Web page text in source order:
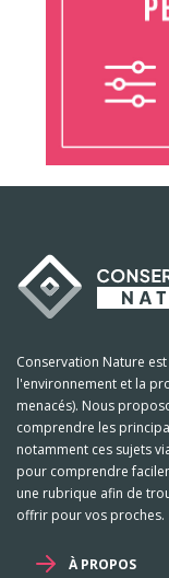
Conservation Nature
l'environnement et la
menacés). Nous
comprendre les
notamment ces sujets
pour comprendre
une rubrique afin de
offrir pour vos proches.
À PROPOS